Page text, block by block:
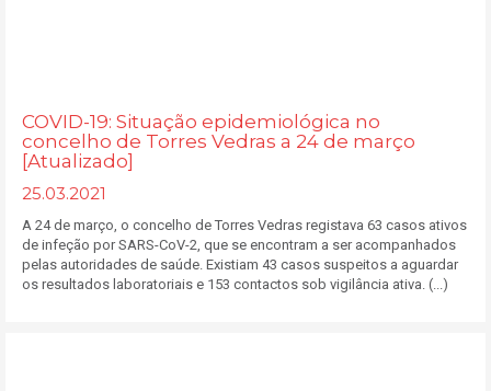
COVID-19: Situação epidemiológica no
concelho de Torres Vedras a 24 de março
[Atualizado]
25.03.2021
A 24 de março, o concelho de Torres Vedras registava 63 casos ativos
de infeção por SARS-CoV-2, que se encontram a ser acompanhados
pelas autoridades de saúde. Existiam 43 casos suspeitos a aguardar
os resultados laboratoriais e 153 contactos sob vigilância ativa. (...)